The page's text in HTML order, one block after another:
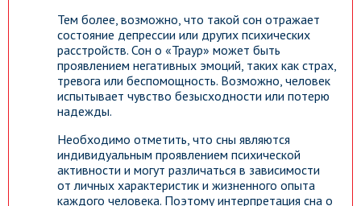
Тем более, возможно, что такой сон отражает
состояние депрессии или других психических
расстройств. Сон о «Траур» может быть
проявлением негативных эмоций, таких как страх,
тревога или беспомощность. Возможно, человек
испытывает чувство безысходности или потерю
надежды.
Необходимо отметить, что сны являются
индивидуальным проявлением психической
активности и могут различаться в зависимости
от личных характеристик и жизненного опыта
каждого человека. Поэтому интерпретация сна о